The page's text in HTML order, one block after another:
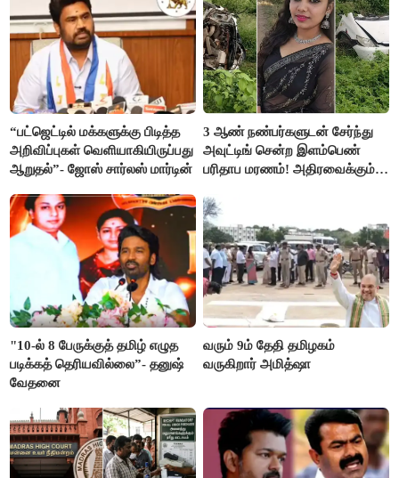
“பட்ஜெட்டில் மக்களுக்கு பிடித்த
அறிவிப்புகள் வெளியாகியிருப்பது
ஆறுதல்”- ஜோஸ் சார்லஸ் மார்டின்
3 ஆண் நண்பர்களுடன் சேர்ந்து
அவுட்டிங் சென்ற இளம்பெண்
பரிதாப மரணம்! அதிரவைக்கும்
"10-ல் 8 பேருக்குத் தமிழ் எழுத
படிக்கத் தெரியவில்லை”- தனுஷ்
வேதனை
வரும் 9ம் தேதி தமிழகம்
வருகிறார் அமித்ஷா